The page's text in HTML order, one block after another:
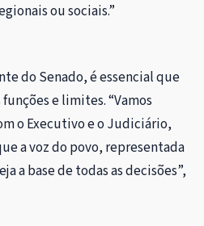
ou sociais.”
do Senado, é essencial que
e limites. “Vamos
o Executivo e o Judiciário,
a voz do povo, representada
a base de todas as decisões”,